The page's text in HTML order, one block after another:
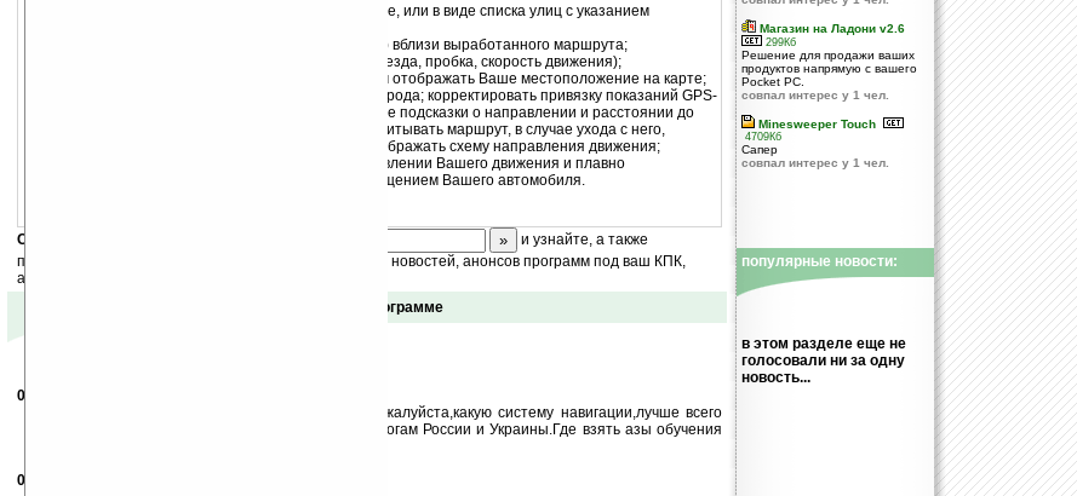
просмотреть выработанный маршрут на карте, или в виде списка улиц с указанием
искать объекты (АЗС, больницы, аптеки и т.д.) вблизи выработанного маршрута;
редактировать маршрутную сеть (запрет проезда, пробка, скорость движения);
в комплекте с навигационным оборудованием отображать Ваше местоположение на карте;
отслеживать Ваше передвижение по карте города; корректировать привязку показаний GPS-
приемника к карте города; подавать голосовые подсказки о направлении и расстоянии до
ближайшего поворота; автоматически пересчитывать маршрут, в случае ухода с него,
относительно текущего местоположения; отображать схему направления движения;
отображать карту, ориентированную в направлении Вашего движения и плавно
поворачивающуюся в соответствии с перемещением Вашего автомобиля.
Скоро
и узнайте, а также
получайте ежедневный или еженедельный дайджест новостей, анонсов программ под ваш КПК,
акций сайта на ваш почтовый ящик.
Отзывы о программе
04.10.2006
Приветствую всех хороших людей.Подскажите,пожалуйста,какую систему навигации,лучше всего
поставить в Eten G500+,для передвижения по дорогам России и Украины.Где взять азы обучения
05.10.2006
Магазин на Ладони v2.6
299Кб
Решение для продажи ваших
продуктов напрямую с вашего
Pocket PC.
совпал интерес у 1 чел.
Minesweeper Touch
4709Кб
Сапер
совпал интерес у 1 чел.
популярные новости:
в этом разделе еще не
голосовали ни за одну
новость...